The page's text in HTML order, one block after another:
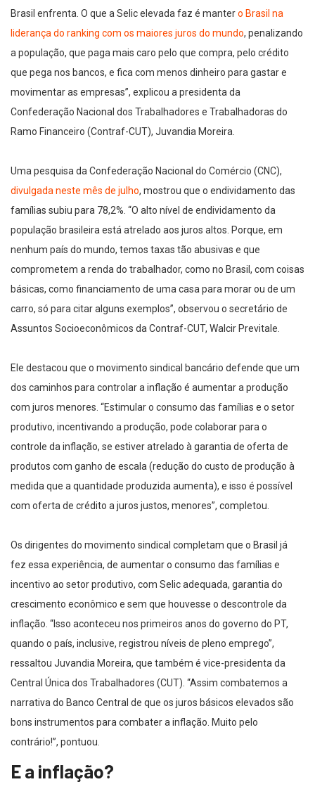
Brasil enfrenta. O que a Selic elevada faz é mantero Brasil na
liderança do ranking com os maiores juros do mundo, penalizando
a população, que paga mais caro pelo que compra, pelo crédito
que pega nos bancos, e fica com menos dinheiro para gastar e
movimentar as empresas”, explicou a presidenta da
Confederação Nacional dos Trabalhadores e Trabalhadoras do
Ramo Financeiro (Contraf-CUT), Juvandia Moreira.
Uma pesquisa da Confederação Nacional do Comércio (CNC),
divulgada neste mês de julho, mostrou que o endividamento das
famílias subiu para 78,2%. “O alto nível de endividamento da
população brasileira está atrelado aos juros altos. Porque, em
nenhum país do mundo, temos taxas tão abusivas e que
comprometem a renda do trabalhador, como no Brasil, com coisas
básicas, como financiamento de uma casa para morar ou de um
carro, só para citar alguns exemplos”, observou o secretário de
Assuntos Socioeconômicos da Contraf-CUT, Walcir Previtale.
Ele destacou que o movimento sindical bancário defende que um
dos caminhos para controlar a inflação é aumentar a produção
com juros menores. “Estimular o consumo das famílias e o setor
produtivo, incentivando a produção, pode colaborar para o
controle da inflação, se estiver atrelado à garantia de oferta de
produtos com ganho de escala (redução do custo de produção à
medida que a quantidade produzida aumenta), e isso é possível
com oferta de crédito a juros justos, menores”, completou.
Os dirigentes do movimento sindical completam que o Brasil já
fez essa experiência, de aumentar o consumo das famílias e
incentivo ao setor produtivo, com Selic adequada, garantia do
crescimento econômico e sem que houvesse o descontrole da
inflação. “Isso aconteceu nos primeiros anos do governo do PT,
quando o país, inclusive, registrou níveis de pleno emprego”,
ressaltou Juvandia Moreira, que também é vice-presidenta da
Central Única dos Trabalhadores (CUT). “Assim combatemos a
narrativa do Banco Central de que os juros básicos elevados são
bons instrumentos para combater a inflação. Muito pelo
contrário!”, pontuou.
E a inflação?